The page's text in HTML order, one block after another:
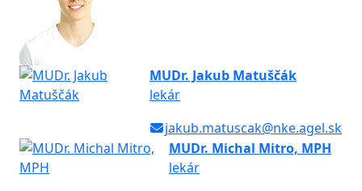
MUDr. Jakub Matuščák
lekár
jakub.matuscak@nke.agel.sk
MUDr. Michal Mitro, MPH
lekár